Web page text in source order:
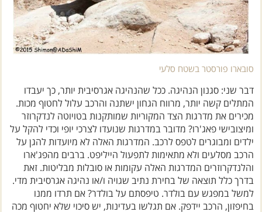
סובארו פורסטר בשטח סלעי
דבר שני: סגנון הנהיגה. ככל שהנהיגה אגרסיבית יותר, כך יעבדו
המתלים קשה יותר, מרווח הגחון ישתנה והרכב עלול לחטוף מכות.
מכירים את מדרגות הצד המקוריות שמותקנות בטויוטה לנדקרוזר
ומיצובישי פאג'רו? מדובר במדרגות שנועדו לצרכי יופי וכדי להקל על
ילדים ומבוגרים לטפס לרכב. המדרגות האלה לא מיועדות להגן על
הרכב מסלעים ולא מתאימות לתפעול הייליפט. ברבים מהפג'ארו
והלנדקרוזרים המדרגות האלה עקומות או סובלות מבליטות. זאת
בדרך כלל תוצאה של בחירת נתיב שגויה ו/או נהיגה אגרסיבית מדי.
למשל במפגש עם בולדר. טיפסתם על בולדר? אם תרדו ממנו
בחיפזון, הרכב יידפק. אם תגלשו בעדינות, יש סיכוי שלא יחטוף מכה
ואם כן יחטוף, היא תהיה חלשה ולא מזיקה.